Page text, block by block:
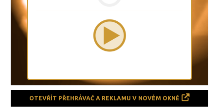
OTEVŘÍT PŘEHRÁVAČ A REKLAMU V NOVÉM OKNĚ